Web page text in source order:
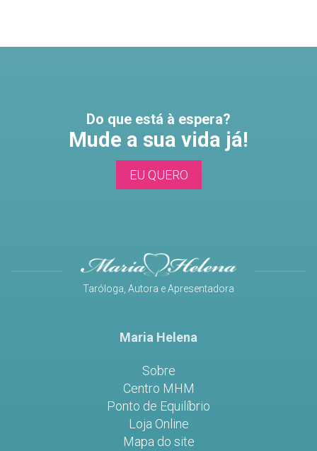
Do que está à espera?
Mude a sua vida já!
EU QUERO
Taróloga, Autora e Apresentadora
Maria Helena
Sobre
Centro MHM
Ponto de Equilíbrio
Loja Online
Mapa do site